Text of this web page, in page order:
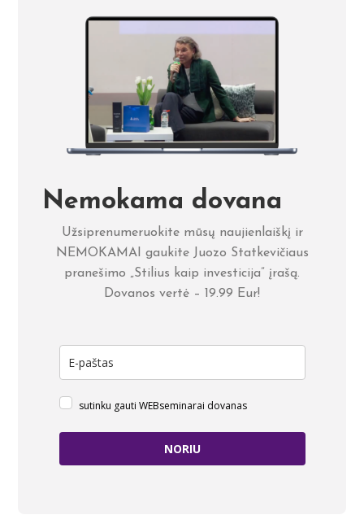
Nemokama dovana
Užsiprenumeruokite mūsų naujienlaiškį ir
NEMOKAMAI gaukite Juozo Statkevičiaus
pranešimo „Stilius kaip investicija” įrašą.
Dovanos vertė – 19.99 Eur!
sutinku gauti WEBseminarai dovanas
NORIU